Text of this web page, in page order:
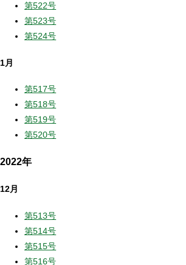
第522号
第523号
第524号
1月
第517号
第518号
第519号
第520号
2022年
12月
第513号
第514号
第515号
第516号